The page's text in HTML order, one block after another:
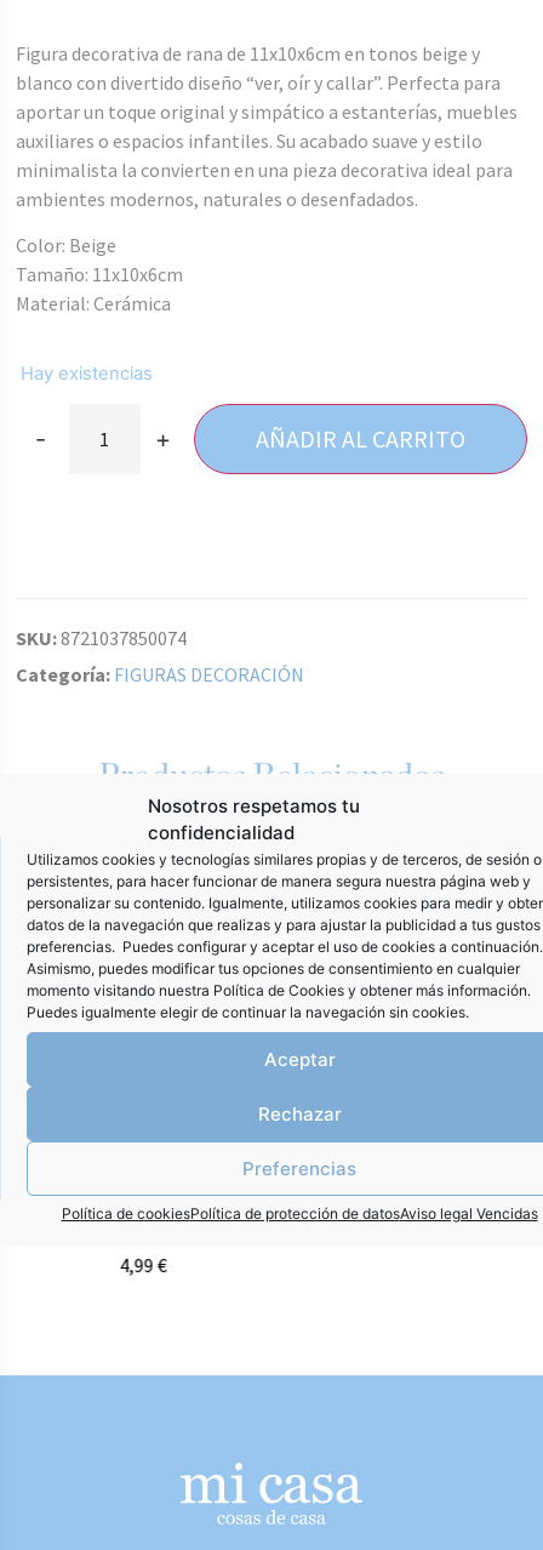
Nosotros respetamos tu
confidencialidad
Utilizamos cookies y tecnologías similares propias y de terceros, de sesión o
persistentes, para hacer funcionar de manera segura nuestra página web y
personalizar su contenido. Igualmente, utilizamos cookies para medir y
datos de la navegación que realizas y para ajustar la publicidad a tus gustos
preferencias. Puedes configurar y aceptar el uso de cookies a continuación.
Asimismo, puedes modificar tus opciones de consentimiento en cualquier
momento visitando nuestra Política de Cookiesy obtener más información.
Puedes igualmente elegir de continuar la navegación sin cookies.
Aceptar
Rechazar
Preferencias
Política de cookiesPolítica de protección de datosAviso legal Vencidas
Figura decorativa de rana de 11x10x6cm en tonos beige y
blanco con divertido diseño “ver, oír y callar”. Perfecta para
aportar un toque original y simpático a estanterías, muebles
auxiliares o espacios infantiles. Su acabado suave y estilo
minimalista la convierten en una pieza decorativa ideal para
ambientes modernos, naturales o desenfadados.
Color: Beige
Tamaño: 11x10x6cm
Material: Cerámica
Hay existencias
+
- AÑADIR AL CARRITO
SKU:8721037850074
Categoría: FIGURAS DECORACIÓN
Productos Relacionados
VER VERDE
FIGURA